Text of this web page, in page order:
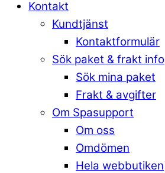
Kontakt
Kundtjänst
Kontaktformulär
Sök paket & frakt info
Sök mina paket
Frakt & avgifter
Om Spasupport
Om oss
Omdömen
Hela webbutiken